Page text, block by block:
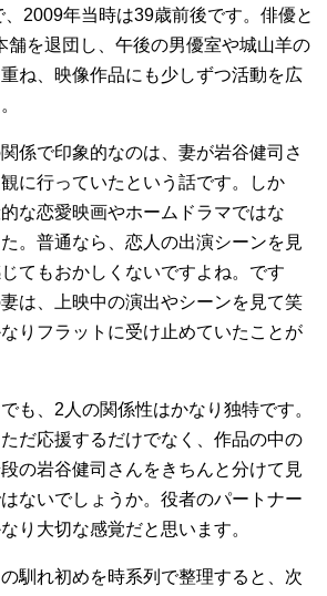
2009年当時は39歳前後です。俳優と
舗を退団し、午後の男優室や城山羊の
ね、映像作品にも少しずつ活動を広
係で印象的なのは、妻が岩谷健司さ
に行っていたという話です。しか
な恋愛映画やホームドラマではな
。普通なら、恋人の出演シーンを見
てもおかしくないですよね。です
は、上映中の演出やシーンを見て笑
りフラットに受け止めていたことが
も、2人の関係性はかなり独特です。
だ応援するだけでなく、作品の中の
の岩谷健司さんをきちんと分けて見
ないでしょうか。役者のパートナー
り大切な感覚だと思います。
馴れ初めを時系列で整理すると、次